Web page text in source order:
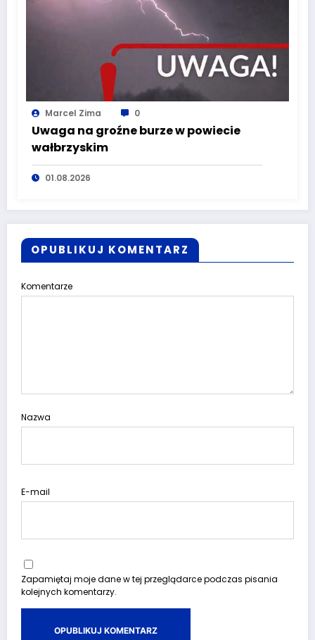
Marcel Zima 0
Uwaga na groźne burze w powiecie
wałbrzyskim
01.08.2026
OPUBLIKUJ KOMENTARZ
Komentarze
Nazwa
E-mail
Zapamiętaj moje dane w tej przeglądarce podczas pisania
kolejnych komentarzy.